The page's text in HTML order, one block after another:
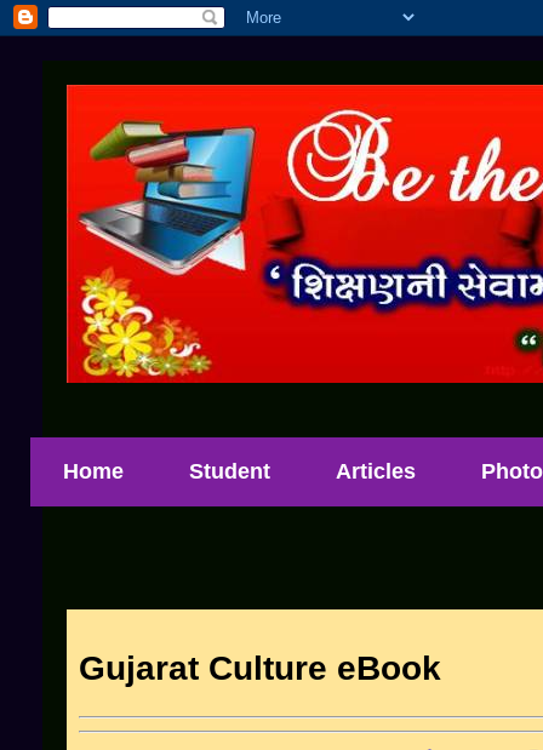
Home Student Articles
Gujarat Culture eBook